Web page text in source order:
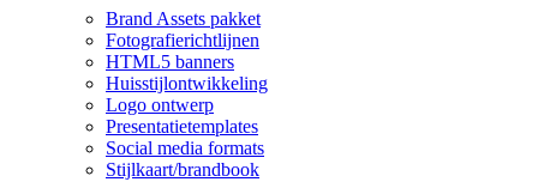
Brand Assets pakket
Fotografierichtlijnen
HTML5 banners
Huisstijlontwikkeling
Logo ontwerp
Presentatietemplates
Social media formats
Stijlkaart/brandbook